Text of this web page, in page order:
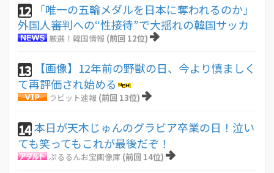
12
「唯一の五輪メダルを日本に奪われるのか」
外国人審判への“性接待”で大揺れの韓国サッカ
厳選！韓国情報 (前回 12位)
13
【画像】12年前の野獣の日、今より慎ましく
て再評価され始める
ラビット速報 (前回 13位)
14本日が天木じゅんのグラビア卒業の日！泣い
ても笑ってもこれが最後だぞ！
ぷるるんお宝画像庫 (前回 14位)